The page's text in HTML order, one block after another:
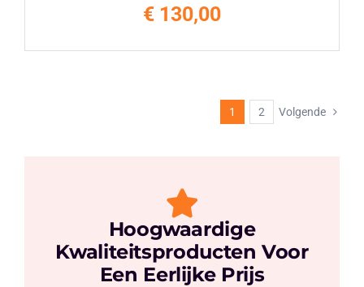
€ 130,00
1 2 Volgende
Hoogwaardige
Kwaliteitsproducten Voor
Een Eerlijke Prijs